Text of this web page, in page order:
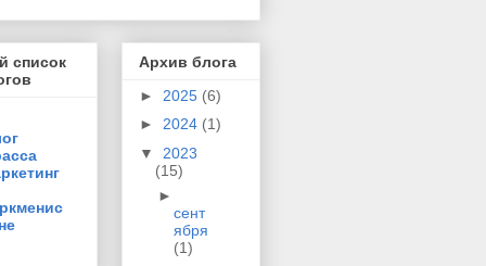
список
Архив блога
► 2025 (6)
► 2024 (1)
▼ 2023
(15)
►
сент
ября
(1)